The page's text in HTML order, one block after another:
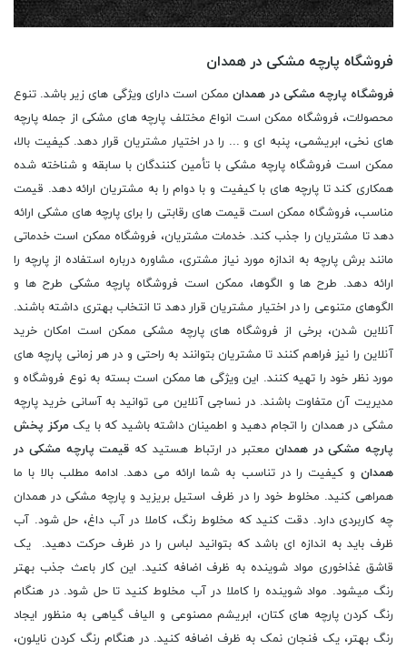
فروشگاه پارچه مشکی در همدان
فروشگاه پارچه مشکی در همدان ممکن است دارای ویژگی های زیر باشد. تنوع
محصولات، فروشگاه ممکن است انواع مختلف پارچه های مشکی از جمله پارچه
های نخی، ابریشمی، پنبه ای و ... را در اختیار مشتریان قرار دهد. کیفیت بالا،
ممکن است فروشگاه پارچه مشکی با تأمین کنندگان با سابقه و شناخته شده
همکاری کند تا پارچه های با کیفیت و با دوام را به مشتریان ارائه دهد. قیمت
مناسب، فروشگاه ممکن است قیمت های رقابتی را برای پارچه های مشکی ارائه
دهد تا مشتریان را جذب کند. خدمات مشتریان، فروشگاه ممکن است خدماتی
مانند برش پارچه به اندازه مورد نیاز مشتری، مشاوره درباره استفاده از پارچه را
ارائه دهد. طرح ها و الگوها، ممکن است فروشگاه پارچه مشکی طرح ها و
الگوهای متنوعی را در اختیار مشتریان قرار دهد تا انتخاب بهتری داشته باشند.
آنلاین شدن، برخی از فروشگاه های پارچه مشکی ممکن است امکان خرید
آنلاین را نیز فراهم کنند تا مشتریان بتوانند به راحتی و در هر زمانی پارچه های
مورد نظر خود را تهیه کنند. این ویژگی ها ممکن است بسته به نوع فروشگاه و
مدیریت آن متفاوت باشند. در نساجی آنلاین می توانید به آسانی خرید پارچه
مشکی در همدان را اتجام دهید و اطمینان داشته باشید که با یک مرکز پخش
پارچه مشکی در همدان معتبر در ارتباط هستید که قیمت پارچه مشکی در
همدان و کیفیت را در تناسب به شما ارائه می دهد. ادامه مطلب بالا با ما
همراهی کنید. مخلوط خود را در ظرف استیل بریزید و پارچه مشکی در همدان
چه کاربردی دارد. دقت کنید که مخلوط رنگ، کاملا در آب داغ، حل شود. آب
ظرف باید به اندازه ای باشد که بتوانید لباس را در ظرف حرکت دهید. یک
قاشق غذاخوری مواد شوینده به ظرف اضافه کنید. این کار باعث جذب بهتر
رنگ میشود. مواد شوینده را کاملا در آب مخلوط کنید تا حل شود. در هنگام
رنگ کردن پارچه های کتان، ابریشم مصنوعی و الیاف گیاهی به منظور ایجاد
رنگ بهتر، یک فنجان نمک به ظرف اضافه کنید. در هنگام رنگ کردن نایلون،